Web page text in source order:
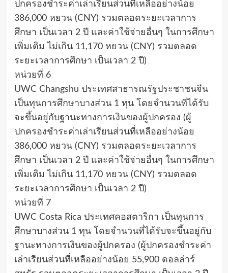
ปกครองชำระค่าเล่าเรียนส่วนที่เหลืออย่างน้อย
386,000 หยวน (CNY) รวมตลอดระยะเวลาการ
ศึกษา เป็นเวลา 2 ปี และค่าใช้จ่ายอื่นๆ ในการศึกษา
เพิ่มเติม ไม่เกิน 11,170 หยวน (CNY) รวมตลอด
ระยะเวลาการศึกษา เป็นเวลา 2 ปี)
หน่วยที่ 6
UWC Changshu ประเทศสาธารณรัฐประชาชนจีน
เป็นทุนการศึกษาบางส่วน 1 ทุน โดยจำนวนที่ได้รับ
จะขึ้นอยู่กับฐานะทางการเงินของผู้ปกครอง (ผู้
ปกครองชำระค่าเล่าเรียนส่วนที่เหลืออย่างน้อย
386,000 หยวน (CNY) รวมตลอดระยะเวลาการ
ศึกษา เป็นเวลา 2 ปี และค่าใช้จ่ายอื่นๆ ในการศึกษา
เพิ่มเติม ไม่เกิน 11,170 หยวน (CNY) รวมตลอด
ระยะเวลาการศึกษา เป็นเวลา 2 ปี)
หน่วยที่ 7
UWC Costa Rica ประเทศคอสตาริกา เป็นทุนการ
ศึกษาบางส่วน 1 ทุน โดยจำนวนที่ได้รับจะขึ้นอยู่กับ
ฐานะทางการเงินของผู้ปกครอง (ผู้ปกครองชำระค่า
เล่าเรียนส่วนที่เหลืออย่างน้อย 55,900 ดอลล่าร์